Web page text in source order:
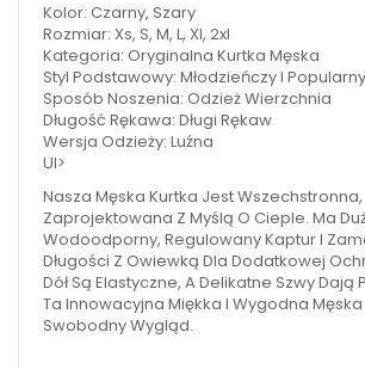
Kolor: Czarny, Szary
Rozmiar: Xs, S, M, L, Xl, 2xl
Kategoria: Oryginalna Kurtka Męska
Styl Podstawowy: Młodzieńczy I Popularny
Sposób Noszenia: Odzież Wierzchnia
Długość Rękawa: Długi Rękaw
Wersja Odzieży: Luźna
Ul>
Nasza Męska Kurtka Jest Wszechstronna,
Zaprojektowana Z Myślą O Cieple. Ma
Wodoodporny, Regulowany Kaptur I
Długości Z Owiewką Dla Dodatkowej
Dół Są Elastyczne, A Delikatne Szwy Dają
Ta Innowacyjna Miękka I Wygodna
Swobodny Wygląd.